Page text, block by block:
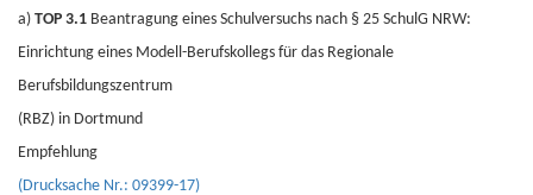
a) TOP 3.1 Beantragung eines Schulversuchs nach § 25 SchulG NRW:
Einrichtung eines Modell-Berufskollegs für das Regionale
Berufsbildungszentrum
(RBZ) in Dortmund
Empfehlung
(Drucksache Nr.: 09399-17)